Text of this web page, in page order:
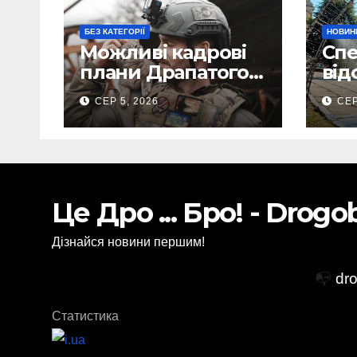
БЕЗ КАТЕГОРІЇ
Можливі кадрові
плани Драпатого:
Маркусу
пророкують
важливу посаду у
СЕР 5, 2026
Це Дро ... Бро! -
Дізнайся новини першим!
📭
Статистика